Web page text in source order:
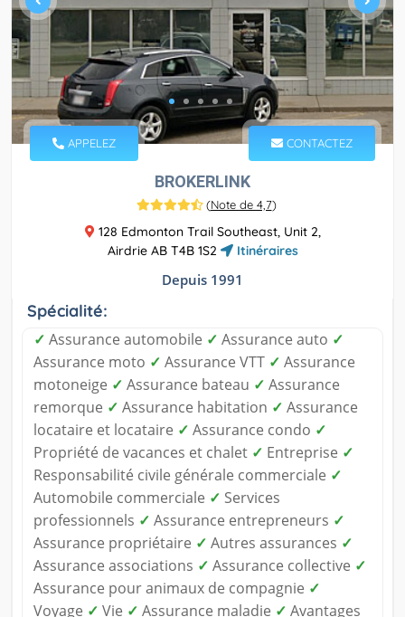
APPELEZ CONTACTEZ
BROKERLINK
(Note de 4,7)
128 Edmonton Trail Southeast, Unit 2,
Airdrie AB T4B 1S2
Itinéraires
Depuis 1991
Spécialité:
✓ Assurance automobile ✓ Assurance auto ✓
Assurance moto ✓ Assurance VTT ✓ Assurance
motoneige ✓ Assurance bateau ✓ Assurance
remorque ✓ Assurance habitation ✓ Assurance
locataire et locataire ✓ Assurance condo ✓
Propriété de vacances et chalet ✓ Entreprise ✓
Responsabilité civile générale commerciale ✓
Automobile commerciale ✓ Services
professionnels ✓ Assurance entrepreneurs ✓
Assurance propriétaire ✓ Autres assurances ✓
Assurance associations ✓ Assurance collective ✓
Assurance pour animaux de compagnie ✓
Voyage ✓ Vie ✓ Assurance maladie ✓ Avantages